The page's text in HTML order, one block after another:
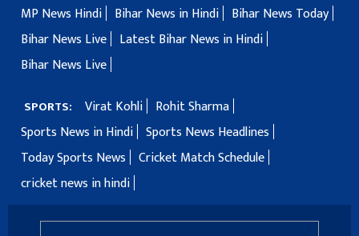
MP News Hindi
Bihar News in Hindi
Bihar News Today
Bihar News Live
Latest Bihar News in Hindi
Bihar News Live
SPORTS: Virat Kohli
Rohit Sharma
Sports News in Hindi Sports News Headlines
Today Sports News
Cricket Match Schedule
cricket news in hindi